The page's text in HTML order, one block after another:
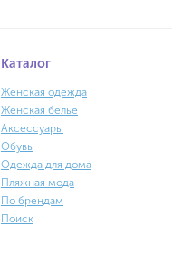
Каталог
Женская одежда
Женская белье
Аксессуары
Обувь
Одежда для дома
Пляжная мода
По брендам
Поиск